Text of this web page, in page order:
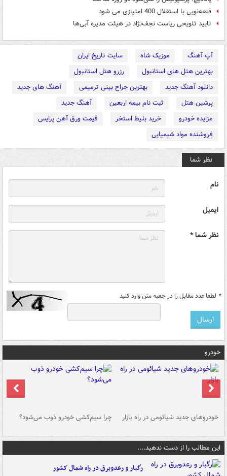
قلعه‌نویی با استقلال 400 امتیازی می‌ شود
تایید تلویحی ریاست نجف‌نژاد در هیئت مدیره آبی‌ها
آپ آهنگ موزیک شاه
سایت تاریخ ایران
بهترین هتل های استانبول
رزرو هتل استانبول
دانلود آهنگ جدید
بهترین جراح بینی ترمیمی
آهنگ های جدید
پرشین هتل
ثبت نام بیمه اربعین
آهنگ جدید
مزایده خودرو
خرید بلیط استخر
قیمت ورق آهن پرایس
فروشنده مواد شیمیایی
نظر شما
نام
ایمیل
نظر شما *
* لطفا عدد مقابل را در جعبه متن وارد کنید
خودرو
خودروهای جدید شیائومی در راه بازار چرا سیم‌کشی خودرو ذوب می‌شود؟
این مطالب را از دست ندهید....
رگبار و رعدوبرق در راه شمال کشور